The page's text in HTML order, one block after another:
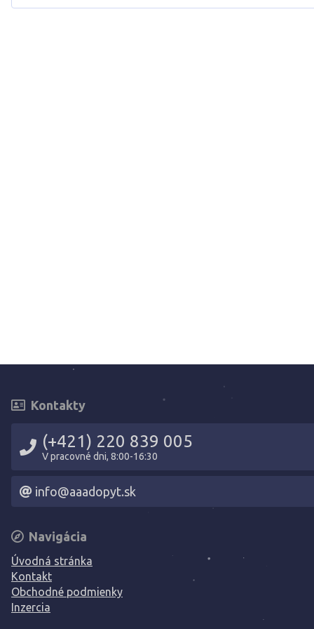
Kontakty
(+421) 220 839 005
V pracovné dni, 8:00-16:30
info@aaadopyt.sk
Navigácia
Úvodná stránka
Kontakt
Obchodné podmienky
Inzercia